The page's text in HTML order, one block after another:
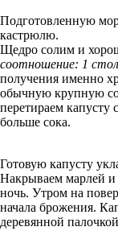
Подготовленную
кастрюлю.
Щедро солим и
соотношение: 1
получения именно
обычную крупную
перетираем капусту
больше сока.
Готовую капусту
Накрываем марлей и
ночь. Утром на
начала брожения.
деревянной